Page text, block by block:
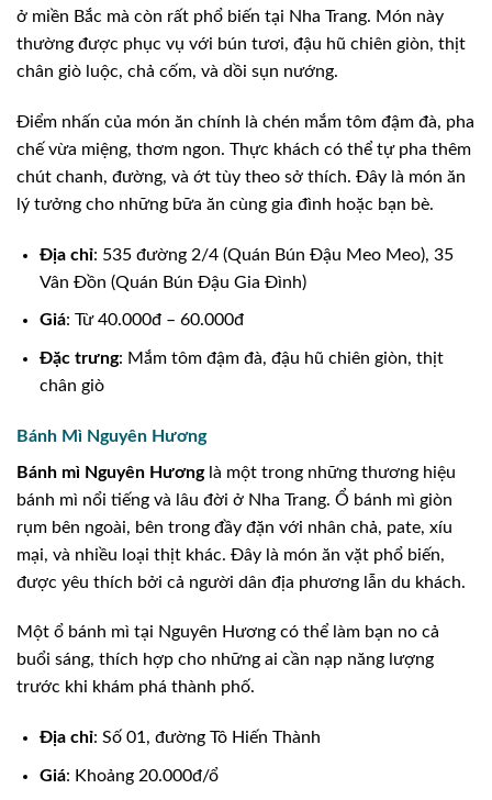
ở miền Bắc mà còn rất phổ biến tại Nha Trang. Món này
thường được phục vụ với bún tươi, đậu hũ chiên giòn, thịt
chân giò luộc, chả cốm, và dồi sụn nướng.
Điểm nhấn của món ăn chính là chén mắm tôm đậm đà, pha
chế vừa miệng, thơm ngon. Thực khách có thể tự pha thêm
chút chanh, đường, và ớt tùy theo sở thích. Đây là món ăn
lý tưởng cho những bữa ăn cùng gia đình hoặc bạn bè.
Địa chỉ: 535 đường 2/4 (Quán Bún Đậu Meo Meo), 35
Vân Đồn (Quán Bún Đậu Gia Đình)
Giá: Từ 40.000đ – 60.000đ
Đặc trưng: Mắm tôm đậm đà, đậu hũ chiên giòn, thịt
chân giò
Bánh Mì Nguyên Hương
Bánh mì Nguyên Hươnglà một trong những thương hiệu
bánh mì nổi tiếng và lâu đời ở Nha Trang. Ổ bánh mì giòn
rụm bên ngoài, bên trong đầy đặn với nhân chả, pate, xíu
mại, và nhiều loại thịt khác. Đây là món ăn vặt phổ biến,
được yêu thích bởi cả người dân địa phương lẫn du khách.
Một ổ bánh mì tại Nguyên Hương có thể làm bạn no cả
buổi sáng, thích hợp cho những ai cần nạp năng lượng
trước khi khám phá thành phố.
Địa chỉ: Số 01, đường Tô Hiến Thành
Giá: Khoảng 20.000đ/ổ